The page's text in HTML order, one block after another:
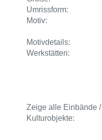
Umrissform:
Motiv:
Motivdetails:
Werkstätten:
Zeige alle Einbände /
Kulturobjekte: